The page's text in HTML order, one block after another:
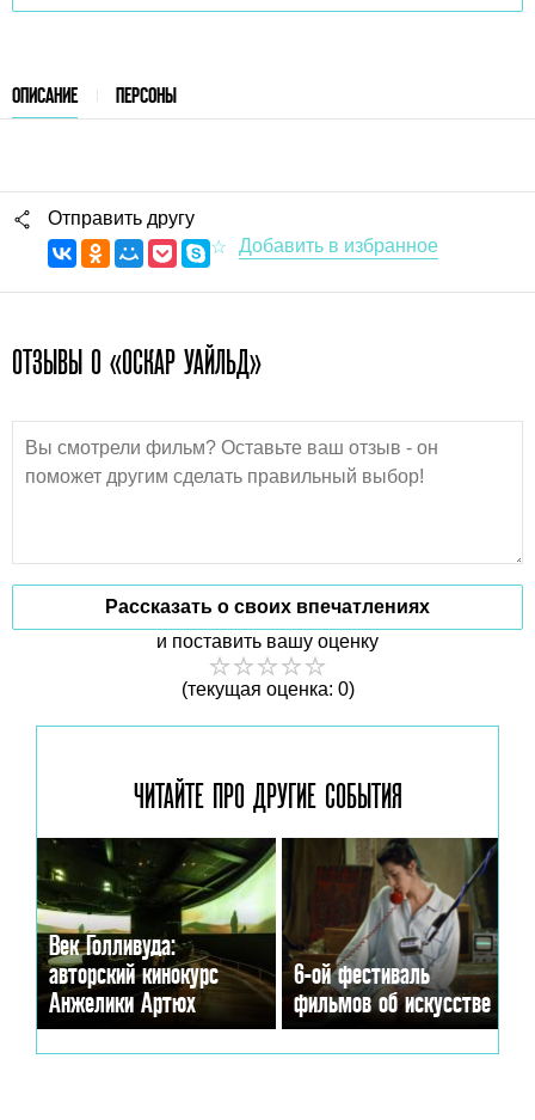
ОПИСАНИЕ ПЕРСОНЫ
Отправить другу
ОТЗЫВЫ О «ОСКАР УАЙЛЬД»
Рассказать о своих впечатлениях
и поставить вашу оценку
(текущая оценка: 0)
ЧИТАЙТЕ ПРО ДРУГИЕ СОБЫТИЯ
Век Голливуда:
авторский кинокурс
Анжелики Артюх
6-ой фестиваль
фильмов об искусстве